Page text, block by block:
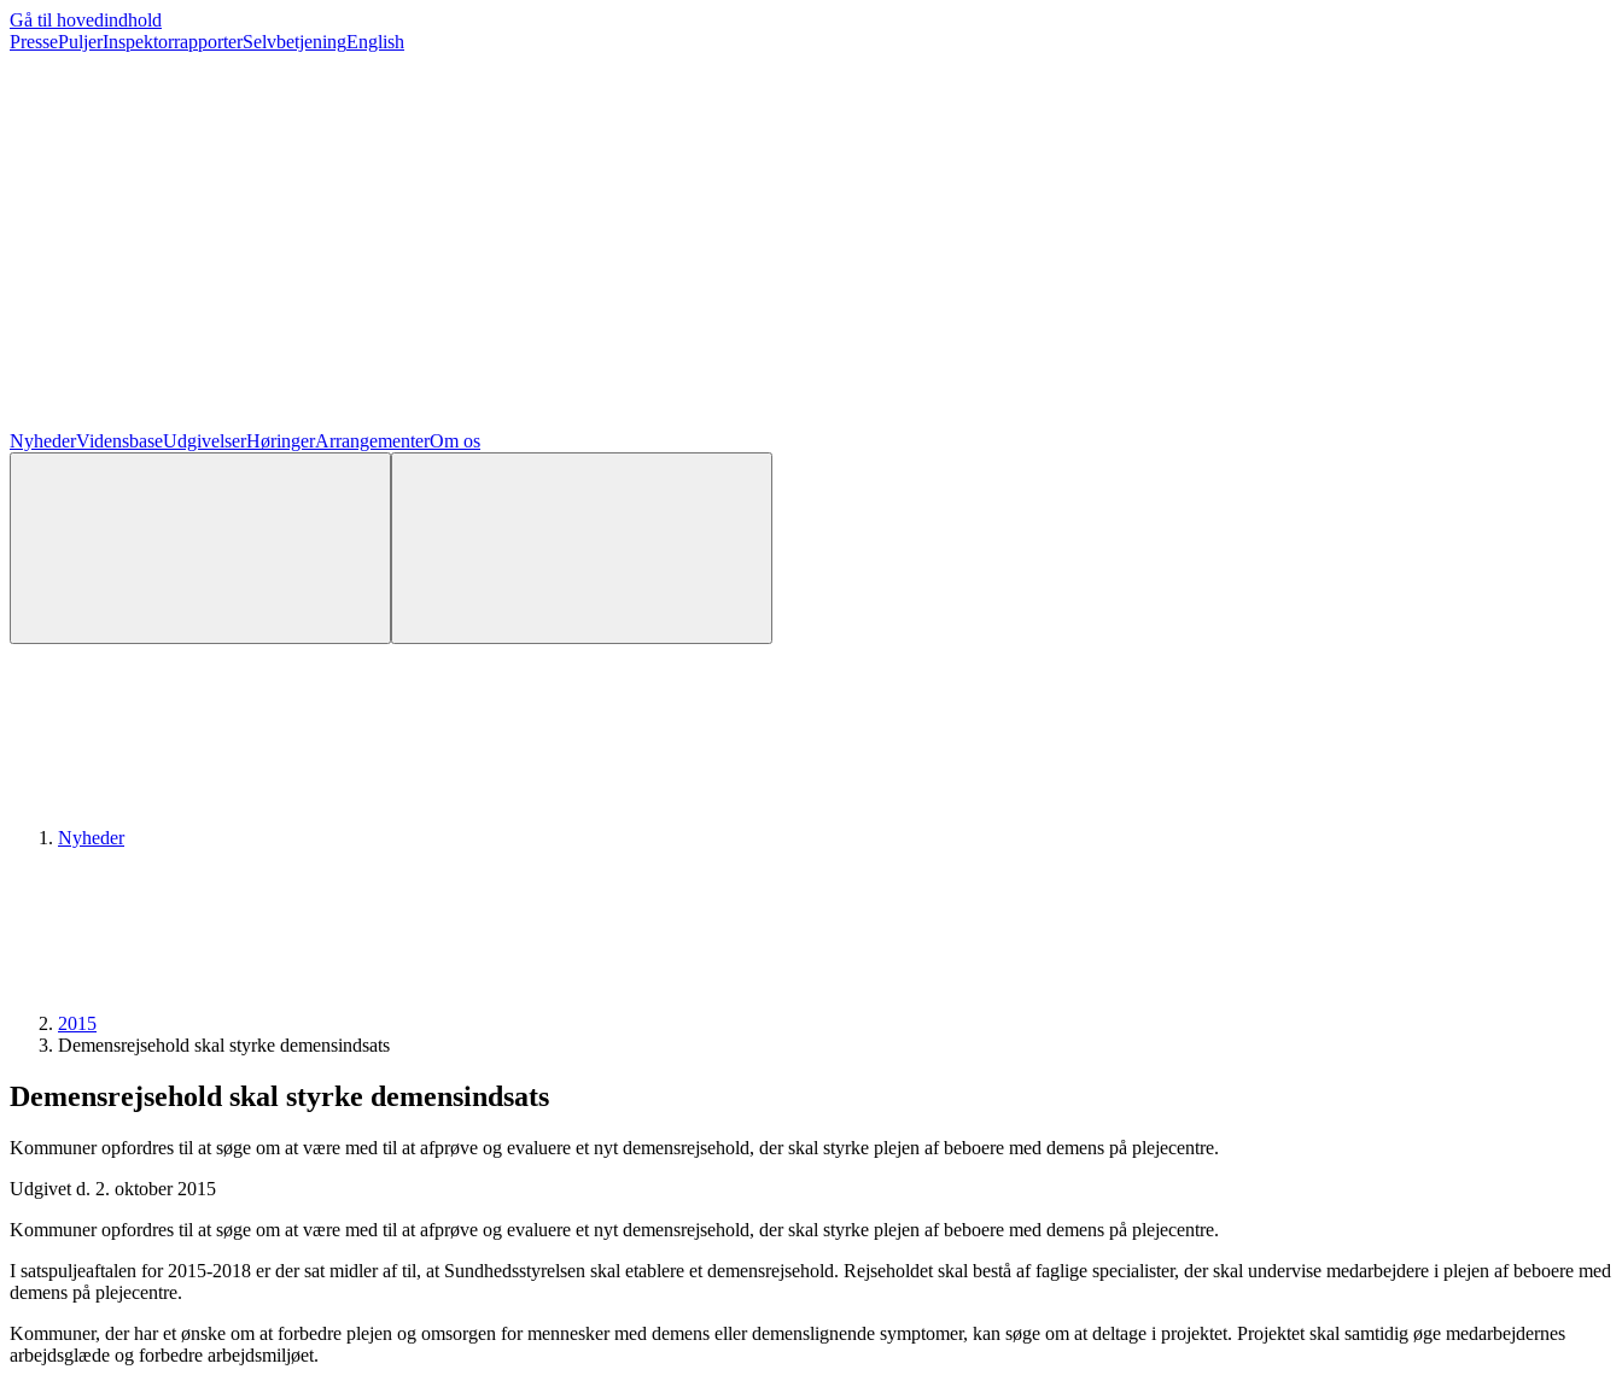
Gå til hovedindhold
PressePuljerInspektorrapporterSelvbetjeningEnglish
NyhederVidensbaseUdgivelserHøringerArrangementerOm os
Nyheder
2015
Demensrejsehold skal styrke demensindsats
Demensrejsehold skal styrke demensindsats
Kommuner opfordres til at søge om at være med til at afprøve og evaluere et nyt demensrejsehold, der skal styrke plejen af beboere med demens på plejecentre.
Udgivet d. 2. oktober 2015
Kommuner opfordres til at søge om at være med til at afprøve og evaluere et nyt demensrejsehold, der skal styrke plejen af beboere med demens på plejecentre.
I satspuljeaftalen for 2015-2018 er der sat midler af til, at Sundhedsstyrelsen skal etablere et demensrejsehold. Rejseholdet skal bestå af faglige specialister, der skal undervise medarbejdere i plejen af beboere med
demens på plejecentre.
Kommuner, der har et ønske om at forbedre plejen og omsorgen for mennesker med demens eller demenslignende symptomer, kan søge om at deltage i projektet. Projektet skal samtidig øge medarbejdernes
arbejdsglæde og forbedre arbejdsmiljøet.